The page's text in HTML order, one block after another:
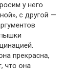
у него
с другой —
прекрасна,
что она